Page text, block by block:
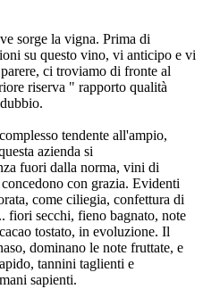
sorge la vigna. Prima di
su questo vino, vi anticipo e vi
ci troviamo di fronte al
riserva " rapporto qualità
tendente all'ampio,
azienda si
fuori dalla norma, vini di
con grazia. Evidenti
come ciliegia, confettura di
fiori secchi, fieno bagnato, note
tostato, in evoluzione. Il
dominano le note fruttate, e
tannini taglienti e
sapienti.